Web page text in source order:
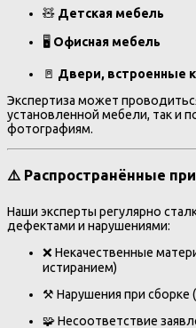
🧸 Детская мебель
🖥️ Офисная мебель
🚪 Двери, встроенные
Экспертиза может
установленной мебели, так и
фотографиям.
⚠️ Распространённые
Наши эксперты регулярно
дефектами и нарушениями:
❌ Некачественные
истиранием)
⚒️ Нарушения при сборке
🧩 Несоответствие